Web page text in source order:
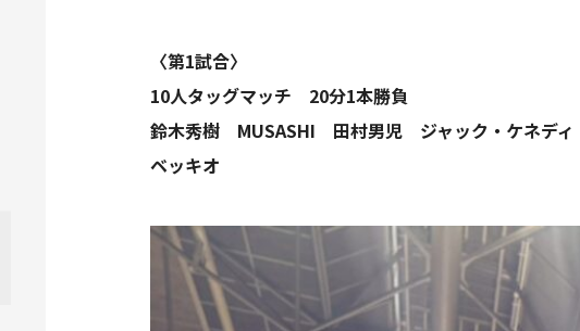
〈第1試合〉
10人タッグマッチ 20分1本勝負
鈴木秀樹 MUSASHI 田村男児 ジャック・ケネデ
ベッキオ